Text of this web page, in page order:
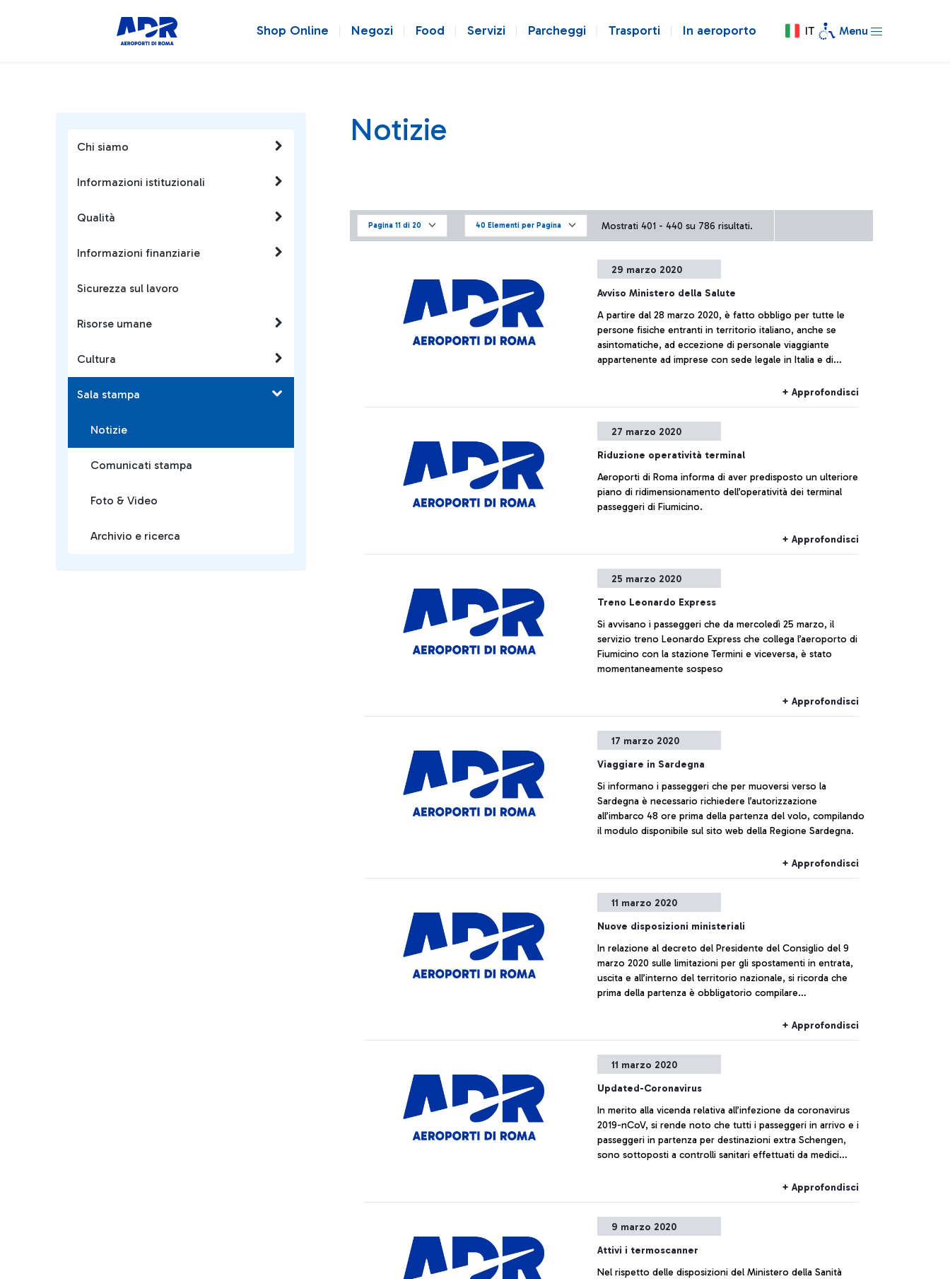
Shop Online Negozi Food Servizi Parcheggi Trasporti In aeroporto IT Menu
Chi siamo
Informazioni istituzionali
Qualità
Informazioni finanziarie
Sicurezza sul lavoro
Risorse umane
Cultura
Sala stampa
Notizie
Comunicati stampa
Foto & Video
Archivio e ricerca
Notizie
Pagina 11 di 20 40 Elementi per Pagina Mostrati 401 - 440 su 786 risultati.
29 marzo 2020
Avviso Ministero della Salute
A partire dal 28 marzo 2020, è fatto obbligo per tutte le
persone fisiche entranti in territorio italiano, anche se
asintomatiche, ad eccezione di personale viaggiante
appartenente ad imprese con sede legale in Italia e di
+ Approfondisci
27 marzo 2020
Riduzione operatività terminal
Aeroporti di Roma informa di aver predisposto un ulteriore
piano di ridimensionamento dell’operatività dei terminal
passeggeri di Fiumicino.
+ Approfondisci
25 marzo 2020
Treno Leonardo Express
Si avvisano i passeggeri che da mercoledì 25 marzo, il
servizio treno Leonardo Express che collega l’aeroporto di
Fiumicino con la stazione Termini e viceversa, è stato
momentaneamente sospeso
+ Approfondisci
17 marzo 2020
Viaggiare in Sardegna
Si informano i passeggeri che per muoversi verso la
Sardegna è necessario richiedere l’autorizzazione
all’imbarco 48 ore prima della partenza del volo, compilando
il modulo disponibile sul sito web della Regione Sardegna.
+ Approfondisci
11 marzo 2020
Nuove disposizioni ministeriali
In relazione al decreto del Presidente del Consiglio del 9
marzo 2020 sulle limitazioni per gli spostamenti in entrata,
uscita e all’interno del territorio nazionale, si ricorda che
prima della partenza è obbligatorio compilare
del viaggio (comprovate esigenze di lavoro, situazioni di
necessità o motivi di salute).
+ Approfondisci
11 marzo 2020
Updated-Coronavirus
In merito alla vicenda relativa all’infezione da coronavirus
2019-nCoV, si rende noto che tutti i passeggeri in arrivo e i
passeggeri in partenza per destinazioni extra Schengen,
sono sottoposti a controlli sanitari effettuati da medici
+ Approfondisci
9 marzo 2020
Attivi i termoscanner
Nel rispetto delle disposizioni del Ministero della Sanità